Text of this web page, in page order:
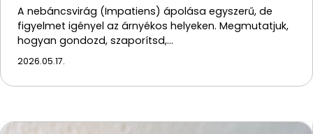
A nebáncsvirág (Impatiens) ápolása egyszerű, de
figyelmet igényel az árnyékos helyeken. Megmutatjuk,
hogyan gondozd, szaporítsd,…
2026.05.17.